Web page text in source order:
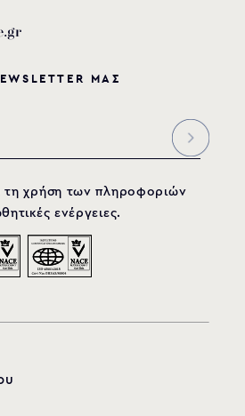
ΜΑΣ
χρήση των πληροφοριών
ενέργειες.